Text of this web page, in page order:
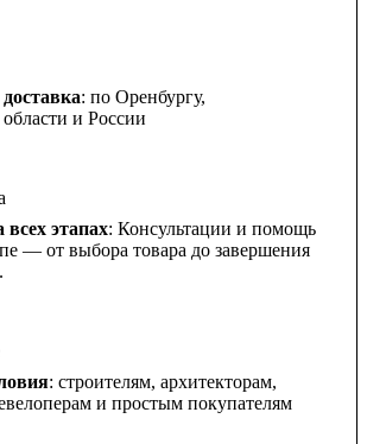
: по Оренбургу,
и России
этапах: Консультации и помощь
— от выбора товара до завершения
: строителям, архитекторам,
и простым покупателям